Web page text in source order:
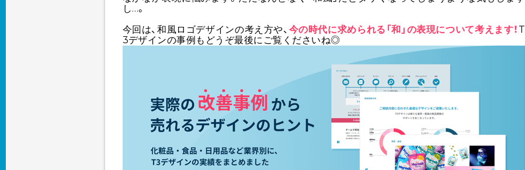
し…。
今回は、和風ロゴデザインの考え方や、 今の時代に求められる「和」の表現について考えます！ T
3デザインの事例もどうぞ最後にご覧くださいね◎